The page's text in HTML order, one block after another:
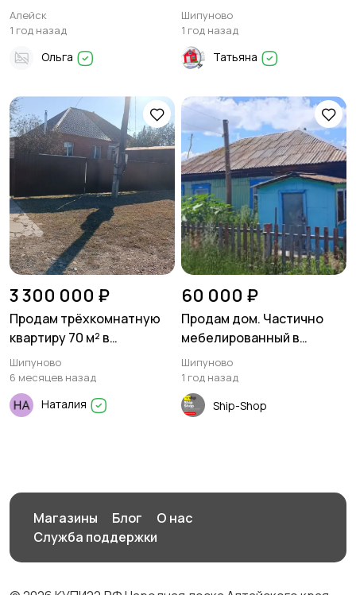
Алейск
1 год назад
Ольга
Шипуново
1 год назад
Татьяна
3 300 000 ₽
Продам трёхкомнатную
квартиру 70 м² в
Шипуново
Шипуново
6 месяцев назад
Наталия
60 000 ₽
Продам дом. Частично
мебелированный в
посёлке Майское утро
Шипуново
1 год назад
Ship-Shop
Магазины Блог
О нас
Служба поддержки